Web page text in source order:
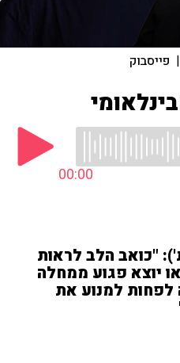
| פייסבוק
00:00
"כואב הלב לראות
יוצא פגוע ממחלה
למנוע את